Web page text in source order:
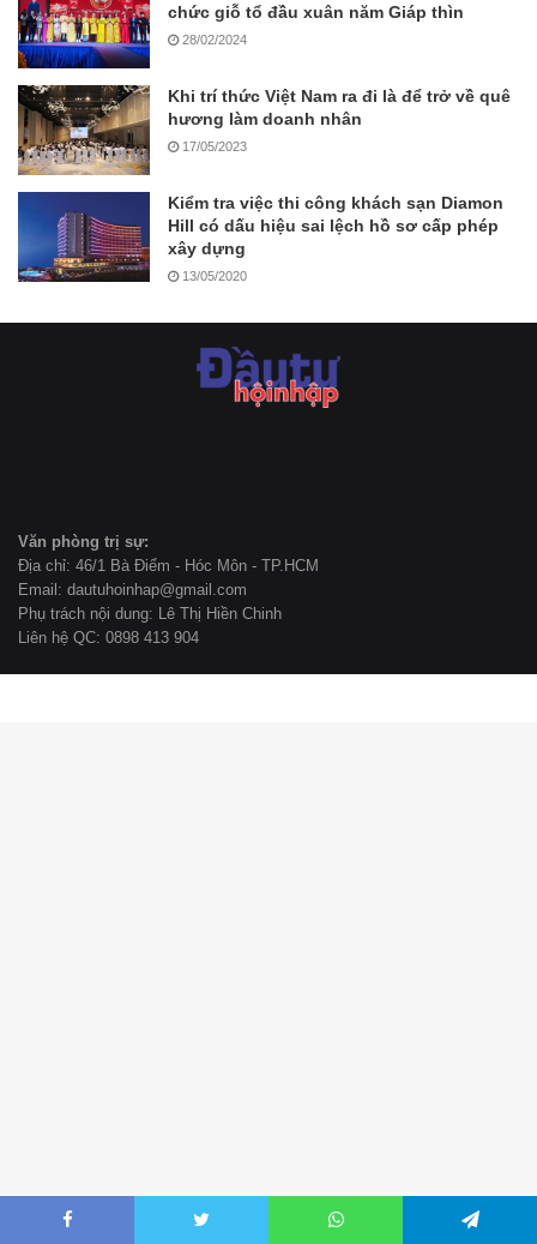
chức giỗ tổ đầu xuân năm Giáp thìn
28/02/2024
Khi trí thức Việt Nam ra đi là để trở về quê
hương làm doanh nhân
17/05/2023
Kiểm tra việc thi công khách sạn Diamon
Hill có dấu hiệu sai lệch hồ sơ cấp phép
xây dựng
13/05/2020
Văn phòng trị sự:
Địa chỉ: 46/1 Bà Điểm - Hóc Môn - TP.HCM
Email: dautuhoinhap@gmail.com
Phụ trách nội dung: Lê Thị Hiền Chinh
Liên hệ QC: 0898 413 904